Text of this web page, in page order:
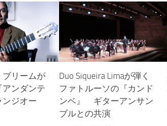
ブリームが
ンダンテ
ンジオー
Duo Siqueira Limaが弾く
ファトルーソの『カンド
ンベ』 ギターアンサン
ブルとの共演